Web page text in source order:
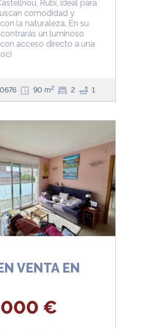
Rubí, ideal para
comodidad y
la naturaleza. En su
un luminoso
acceso directo a una
90 m2 2 1
VENTA EN
€